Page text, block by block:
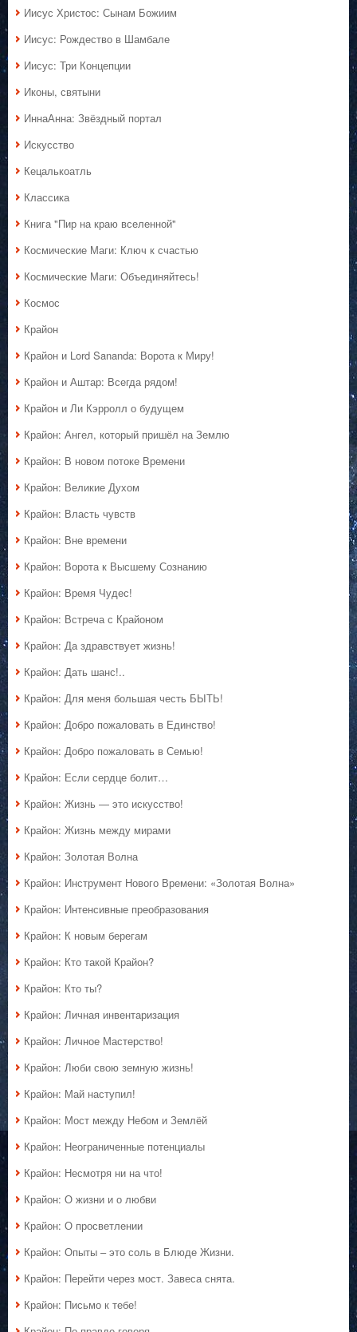
Иисус Христос: Сынам Божиим
Иисус: Рождество в Шамбале
Иисус: Три Концепции
Иконы, святыни
ИннаАнна: Звёздный портал
Искусство
Кецалькоатль
Классика
Книга "Пир на краю вселенной"
Космические Маги: Ключ к счастью
Космические Маги: Объединяйтесь!
Космос
Крайон
Крайон и Lord Sananda: Ворота к Миру!
Крайон и Аштар: Всегда рядом!
Крайон и Ли Кэрролл о будущем
Крайон: Ангел, который пришёл на Землю
Крайон: В новом потоке Времени
Крайон: Великие Духом
Крайон: Власть чувств
Крайон: Вне времени
Крайон: Ворота к Высшему Сознанию
Крайон: Время Чудес!
Крайон: Встреча с Крайоном
Крайон: Да здравствует жизнь!
Крайон: Дать шанс!..
Крайон: Для меня большая честь БЫТЬ!
Крайон: Добро пожаловать в Единство!
Крайон: Добро пожаловать в Семью!
Крайон: Если сердце болит…
Крайон: Жизнь — это искусство!
Крайон: Жизнь между мирами
Крайон: Золотая Волна
Крайон: Инструмент Нового Времени: «Золотая Волна»
Крайон: Интенсивные преобразования
Крайон: К новым берегам
Крайон: Кто такой Крайон?
Крайон: Кто ты?
Крайон: Личная инвентаризация
Крайон: Личное Мастерство!
Крайон: Люби свою земную жизнь!
Крайон: Май наступил!
Крайон: Мост между Небом и Землёй
Крайон: Неограниченные потенциалы
Крайон: Несмотря ни на что!
Крайон: О жизни и о любви
Крайон: О просветлении
Крайон: Опыты – это соль в Блюде Жизни.
Крайон: Перейти через мост. Завеса снята.
Крайон: Письмо к тебе!